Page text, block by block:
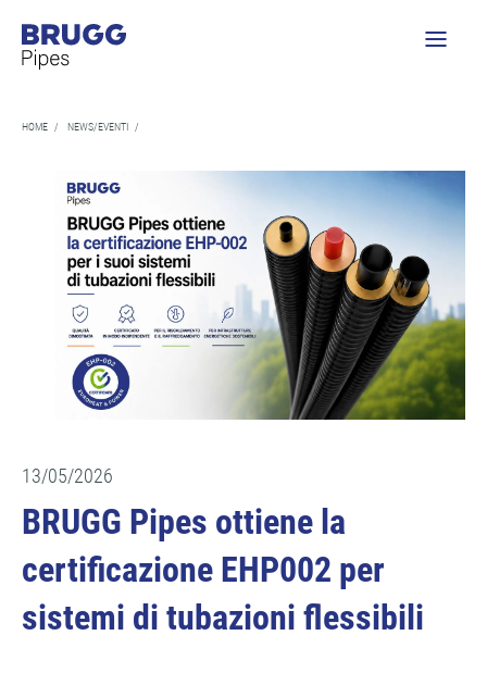
HOME / NEWS/EVENTI /
13/05/2026
BRUGG Pipes ottiene la
certificazione EHP002 per
sistemi di tubazioni flessibili